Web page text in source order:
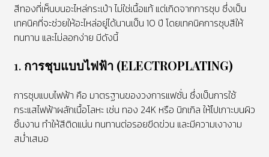
สีทองที่เห็นบนอะไหล่กระเป๋า ไม่ใช่เนื้อแท้ แต่เกิดจากการชุบ ซึ่งเป็น
เทคนิคที่จะช่วยให้อะไหล่อยู่ได้นานเป็น 10 ปี โดยเทคนิคการชุบสีให้
ทนทาน และไม่ลอกง่าย มีดังนี้
1. การชุบแบบไฟฟ้า (ELECTROPLATING)
การชุบแบบไฟฟ้า คือ มาตรฐานของวงการแฟชั่น ซึ่งเป็นการใช้
กระแสไฟฟ้าผลักเนื้อโลหะ เช่น ทอง 24K หรือ นิกเกิล ให้ไปเกาะบนผิว
ชิ้นงาน ทำให้สีติดแน่น ทนทานต่อรอยขีดข่วน และมีความเงางาม
สม่ำเสมอ